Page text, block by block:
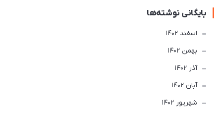
بایگانی نوشته‌ها
اسفند 1402
بهمن 1402
آذر 1402
آبان 1402
شهریور 1402